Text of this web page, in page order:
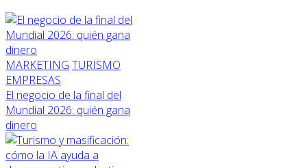
MARKETING TURISMO
EMPRESAS
El negocio de la final del
Mundial 2026: quién gana
dinero